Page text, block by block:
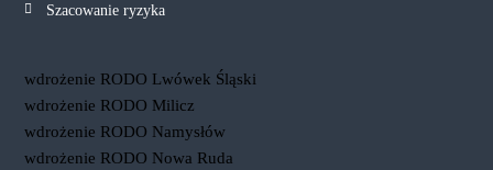
Szacowanie ryzyka
wdrożenie RODO Lwówek Śląski
wdrożenie RODO Milicz
wdrożenie RODO Namysłów
wdrożenie RODO Nowa Ruda